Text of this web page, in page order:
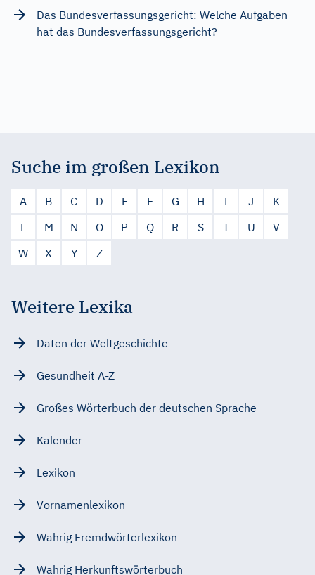
Das Bundesverfassungsgericht: Welche Aufgaben
hat das Bundesverfassungsgericht?
Suche im großen Lexikon
A B C D E F G H I J
K
L
M N O P Q R S T U
V
W
X Y Z
Weitere Lexika
Daten der Weltgeschichte
Gesundheit A-Z
Großes Wörterbuch der deutschen Sprache
Kalender
Lexikon
Vornamenlexikon
Wahrig Fremdwörterlexikon
Wahrig Herkunftswörterbuch